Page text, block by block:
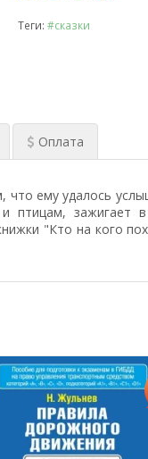
Теги: #сказки
Оплата
ему удалось
птицам, зажигает
"Кто на кого